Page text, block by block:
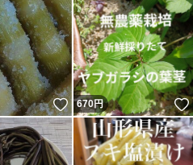
いいね！
670円